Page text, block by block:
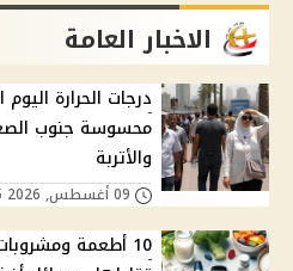
الاخبار العامة
محسوسة جنوب
والأتربة
10 أطعمة